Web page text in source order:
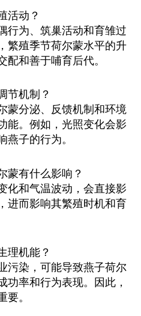
活动？
行为、筑巢活动和育雏过
繁殖季节荷尔蒙水平的升
和善于哺育后代。
节机制？
蒙分泌、反馈机制和环境
能。例如，光照变化会影
子的行为。
蒙有什么影响？
化和气温波动，会直接影
进而影响其繁殖时机和育
理机能？
污染，可能导致燕子荷尔
功率和行为表现。因此，
。